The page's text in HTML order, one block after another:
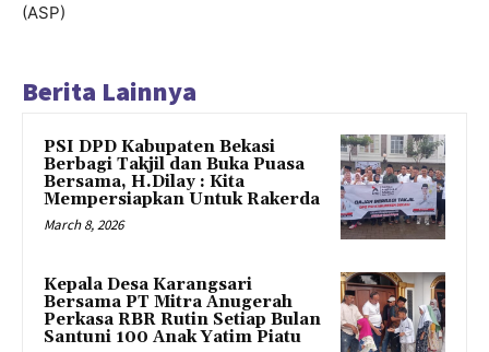
(ASP)
Berita Lainnya
PSI DPD Kabupaten Bekasi
Berbagi Takjil dan Buka Puasa
Bersama, H.Dilay : Kita
Mempersiapkan Untuk Rakerda
March 8, 2026
Kepala Desa Karangsari
Bersama PT Mitra Anugerah
Perkasa RBR Rutin Setiap Bulan
Santuni 100 Anak Yatim Piatu